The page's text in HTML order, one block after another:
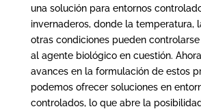
una solución para entornos
invernaderos, donde la temperatura,
otras condiciones pueden
al agente biológico en cuestión.
avances en la formulación de estos
podemos ofrecer soluciones en
controlados, lo que abre la